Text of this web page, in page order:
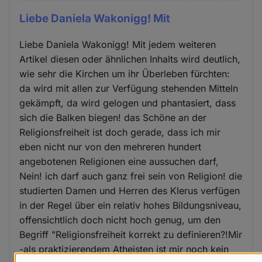
Liebe Daniela Wakonigg! Mit
Liebe Daniela Wakonigg! Mit jedem weiteren
Artikel diesen oder ähnlichen Inhalts wird deutlich,
wie sehr die Kirchen um ihr Überleben fürchten:
da wird mit allen zur Verfügung stehenden Mitteln
gekämpft, da wird gelogen und phantasiert, dass
sich die Balken biegen! das Schöne an der
Religionsfreiheit ist doch gerade, dass ich mir
eben nicht nur von den mehreren hundert
angebotenen Religionen eine aussuchen darf,
Nein! ich darf auch ganz frei sein von Religion! die
studierten Damen und Herren des Klerus verfügen
in der Regel über ein relativ hohes Bildungsniveau,
offensichtlich doch nicht hoch genug, um den
Begriff "Religionsfreiheit korrekt zu definieren?!Mir
-als praktizierendem Atheisten ist mir noch kein